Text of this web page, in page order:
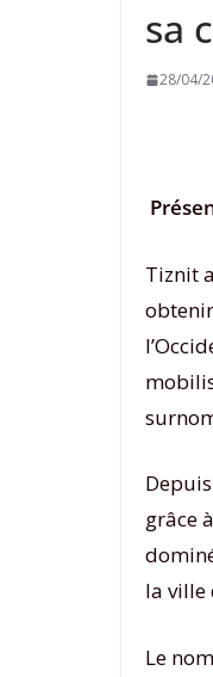
sa
28/04/
Tiznit
grâce
la ville
Le